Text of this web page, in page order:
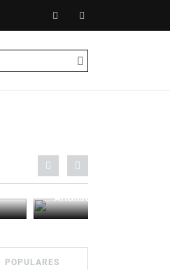
Análises
POPULARES